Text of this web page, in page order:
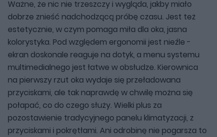
Ważne, że nic nie trzeszczy i wygląda, jakby miało
dobrze znieść nadchodzącą próbę czasu. Jest też
estetycznie, w czym pomaga miła dla oka, jasna
kolorystyka. Pod względem ergonomii jest nieźle -
ekran doskonale reaguje na dotyk, a menu systemu
multimedialnego jest łatwe w obsłudze. Kierownica
na pierwszy rzut oka wydaje się przeładowana
przyciskami, ale tak naprawdę w chwilę można się
połapać, co do czego służy. Wielki plus za
pozostawienie tradycyjnego panelu klimatyzacji, z
przyciskami i pokrętłami. Ani odrobinę nie pogarsza to